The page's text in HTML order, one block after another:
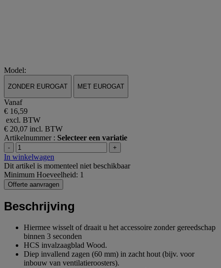
Model:
ZONDER EUROGAT MET EUROGAT
Vanaf
€ 16,59
excl. BTW
€ 20,07 incl. BTW
Artikelnummer : Selecteer een variatie
- +
In winkelwagen
Dit artikel is momenteel niet beschikbaar
Minimum Hoeveelheid: 1
Offerte aanvragen
Beschrijving
Hiermee wisselt of draait u het accessoire zonder gereedschap
binnen 3 seconden
HCS invalzaagblad Wood.
Diep invallend zagen (60 mm) in zacht hout (bijv. voor
inbouw van ventilatieroosters).